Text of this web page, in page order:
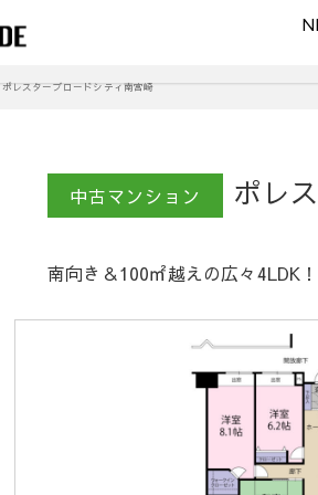
ポレスターブロードシティ南宮崎
中古マンション ポレ
南向き＆100㎡越えの広々4LDK！